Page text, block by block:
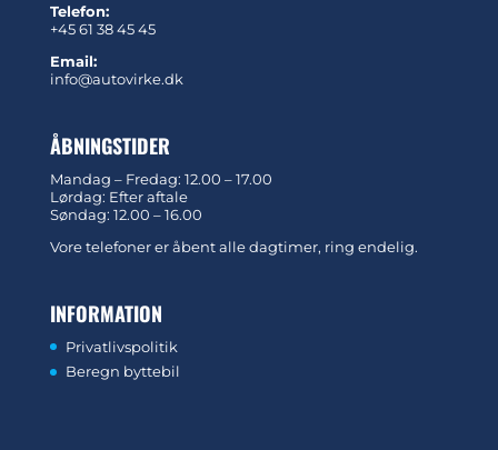
Telefon:
+45 61 38 45 45
Email:
info@autovirke.dk
ÅBNINGSTIDER
Mandag – Fredag: 12.00 – 17.00
Lørdag: Efter aftale
Søndag: 12.00 – 16.00
Vore telefoner er åbent alle dagtimer, ring endelig.
INFORMATION
Privatlivspolitik
Beregn byttebil